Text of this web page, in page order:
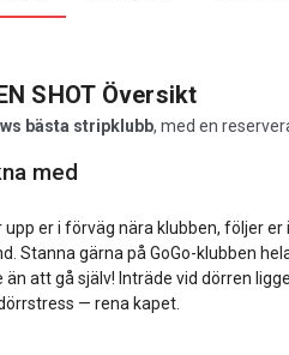
SHOTÖversikt
bästa stripklubb, med en
med
er i förväg nära klubben, följer
Stanna gärna på GoGo-klubben
att gå själv! Inträde vid dörren
— rena kapet.